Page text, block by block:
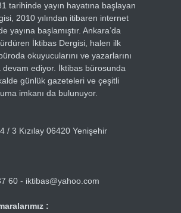
tarihinde yayın hayatına başlayan
2010 yılından itibaren internet
yayına başlamıştır. Ankara’da
İktibas Dergisi, halen ilk
okuyucularını ve yazarlarını
devam ediyor. İktibas bürosunda
günlük gazeteleri ve çeşitli
imkanı da bulunuyor.
/ 3 Kızılay 06420 Yenişehir
60 - iktibas@yahoo.com
: